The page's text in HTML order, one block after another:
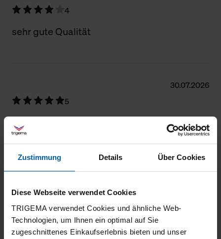
Zustimmung Details Über Cookies
Diese Webseite verwendet Cookies
TRIGEMA verwendet Cookies und ähnliche Web-
Technologien, um Ihnen ein optimal auf Sie
zugeschnittenes Einkaufserlebnis bieten und unser
4
sehr gute Qualität
30.07.2026
5
Angenehm zu tragende Freizeithose!
29.07.2026
5
Tolle Passform und Qualität.